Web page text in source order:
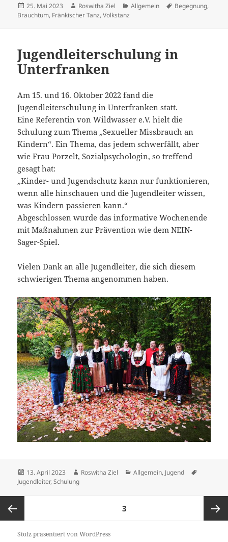
Veröffentlicht
am
25. Mai 2023 Autor
Roswitha Ziel Kategorien
Allgemein Schlagwörter
Begegnung,
Brauchtum, Fränkischer Tanz,Volkstanz
Jugendleiterschulung in
Unterfranken
Am 15. und 16. Oktober 2022 fand die
Jugendleiterschulung in Unterfranken statt.
Eine Referentin von Wildwasser e.V. hielt die
Schulung zum Thema „Sexueller Missbrauch an
Kindern“. Ein Thema, das jedem schwerfällt, aber
wie Frau Porzelt, Sozialpsychologin, so treffend
gesagt hat:
„Kinder- und Jugendschutz kann nur funktionieren,
wenn alle hinschauen und die Jugendleiter wissen,
was Kindern passieren kann.“
Abgeschlossen wurde das informative Wochenende
mit Maßnahmen zur Prävention wie dem NEIN-
Sager-Spiel.
Vielen Dank an alle Jugendleiter, die sich diesem
schwierigen Thema angenommen haben.
Veröffentlicht
am
13. April 2023 Autor
Roswitha Ziel Kategorien
Allgemein, Jugend
Jugendleiter,Schulung
Vorherige
SEITE3
Stolz präsentiert von WordPress